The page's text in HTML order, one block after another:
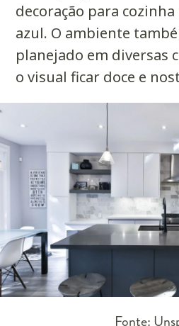
decoração para
azul. O ambiente
planejado em diversas
o visual ficar doce e
Fonte: